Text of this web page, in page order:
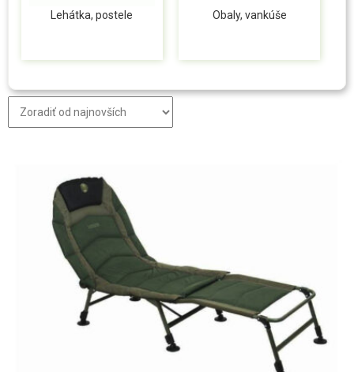
Lehátka, postele Obaly, vankúše